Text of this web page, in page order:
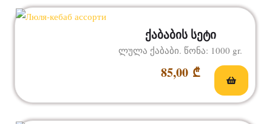
ქაბაბის სეტი
85,00 ₾
ლულა ქაბაბი. წონა: 1000 gr.